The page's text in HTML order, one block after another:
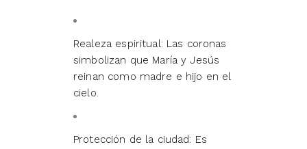
Realeza espiritual: Las coronas
simbolizan que María y Jesús
reinan como madre e hijo en el
cielo.
Protección de la ciudad: Es